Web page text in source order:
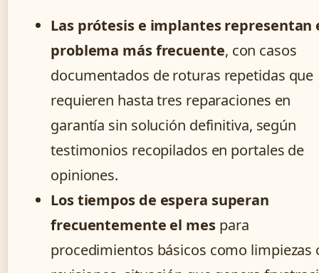
Las prótesis e implantes representan
problema más frecuente, con casos
documentados de roturas repetidas que
requieren hasta tres reparaciones en
garantía sin solución definitiva, según
testimonios recopilados en portales de
opiniones.
Los tiempos de espera superan
frecuentemente el mespara
procedimientos básicos como limpiezas